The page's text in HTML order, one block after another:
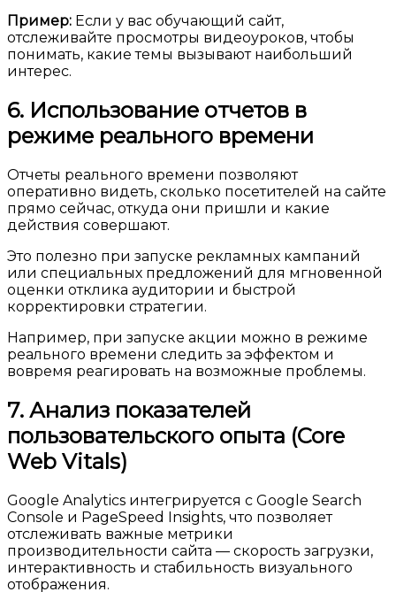
Пример: Если у вас обучающий сайт,
отслеживайте просмотры видеоуроков, чтобы
понимать, какие темы вызывают наибольший
интерес.
6. Использование отчетов в
режиме реального времени
Отчеты реального времени позволяют
оперативно видеть, сколько посетителей на сайте
прямо сейчас, откуда они пришли и какие
действия совершают.
Это полезно при запуске рекламных кампаний
или специальных предложений для мгновенной
оценки отклика аудитории и быстрой
корректировки стратегии.
Например, при запуске акции можно в режиме
реального времени следить за эффектом и
вовремя реагировать на возможные проблемы.
7. Анализ показателей
пользовательского опыта (Core
Web Vitals)
Google Analytics интегрируется с Google Search
Console и PageSpeed Insights, что позволяет
отслеживать важные метрики
производительности сайта — скорость загрузки,
интерактивность и стабильность визуального
отображения.